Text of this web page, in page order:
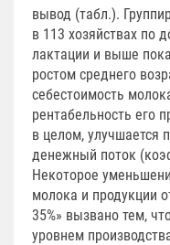
вывод (табл.).
в 113 хозяйствах по
лактации и выше
ростом среднего
себестоимость
рентабельность его
в целом, улучшается
денежный поток
Некоторое
молока и продукции
35%» вызвано тем,
уровнем